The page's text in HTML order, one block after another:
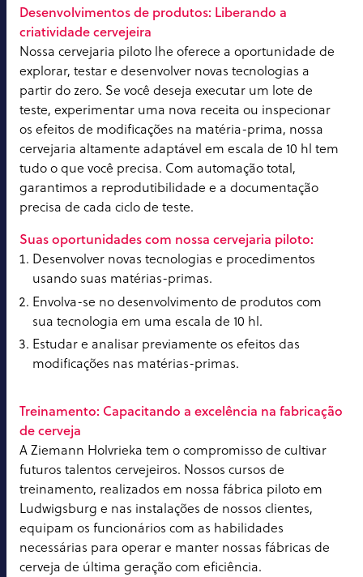
Desenvolvimentos de produtos: Liberando a
criatividade cervejeira
Nossa cervejaria piloto lhe oferece a oportunidade de
explorar, testar e desenvolver novas tecnologias a
partir do zero. Se você deseja executar um lote de
teste, experimentar uma nova receita ou inspecionar
os efeitos de modificações na matéria-prima, nossa
cervejaria altamente adaptável em escala de 10 hl tem
tudo o que você precisa. Com automação total,
garantimos a reprodutibilidade e a documentação
precisa de cada ciclo de teste.
Suas oportunidades com nossa cervejaria piloto:
Desenvolver novas tecnologias e procedimentos
usando suas matérias-primas.
Envolva-se no desenvolvimento de produtos com
sua tecnologia em uma escala de 10 hl.
Estudar e analisar previamente os efeitos das
modificações nas matérias-primas.
Treinamento: Capacitando a excelência na fabricação
de cerveja
A Ziemann Holvrieka tem o compromisso de cultivar
futuros talentos cervejeiros. Nossos cursos de
treinamento, realizados em nossa fábrica piloto em
Ludwigsburg e nas instalações de nossos clientes,
equipam os funcionários com as habilidades
necessárias para operar e manter nossas fábricas de
cerveja de última geração com eficiência.